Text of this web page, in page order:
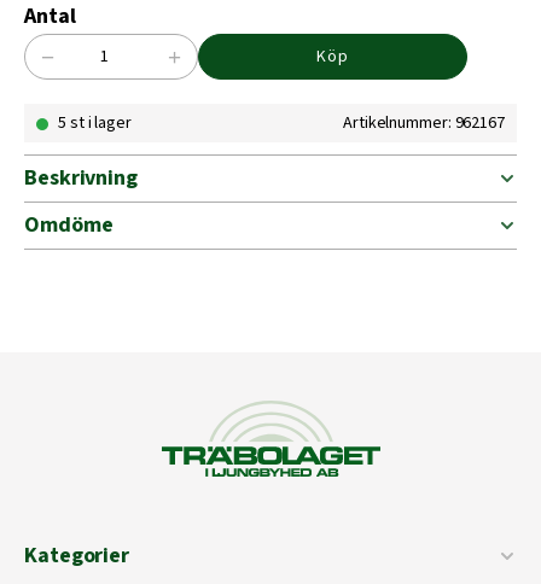
Antal
DRAGFJÄDER
PLAST
BÅREBO
− + Köp
5 st i lager Artikelnummer: 962167
Beskrivning
Omdöme
Kategorier